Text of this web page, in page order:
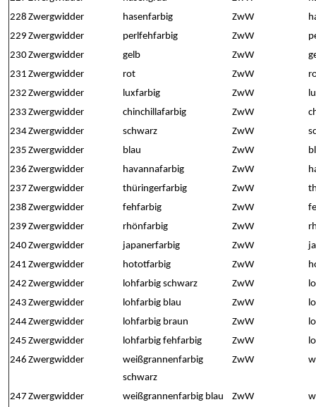
228 Zwergwidder hasenfarbig ZwW
229 Zwergwidder perlfehfarbig ZwW
230Zwergwidder gelb ZwW
231 Zwergwidder rot ZwW
232 Zwergwidder luxfarbig ZwW
233 Zwergwidder chinchillafarbig ZwW
234Zwergwidder schwarz ZwW
235 Zwergwidder blau ZwW
236 Zwergwidder havannafarbig ZwW
237 Zwergwidder thüringerfarbig ZwW
238 Zwergwidder fehfarbig ZwW
239 Zwergwidder rhönfarbig ZwW
240Zwergwidder japanerfarbig ZwW
241 Zwergwidder hototfarbig ZwW
242 Zwergwidder lohfarbig schwarz ZwW
243 Zwergwidder lohfarbig blau ZwW
244Zwergwidder lohfarbig braun ZwW
245 Zwergwidder lohfarbig fehfarbig ZwW
246 Zwergwidder
weißgrannenfarbig
schwarz
ZwW
247 Zwergwidder weißgrannenfarbig blau ZwW